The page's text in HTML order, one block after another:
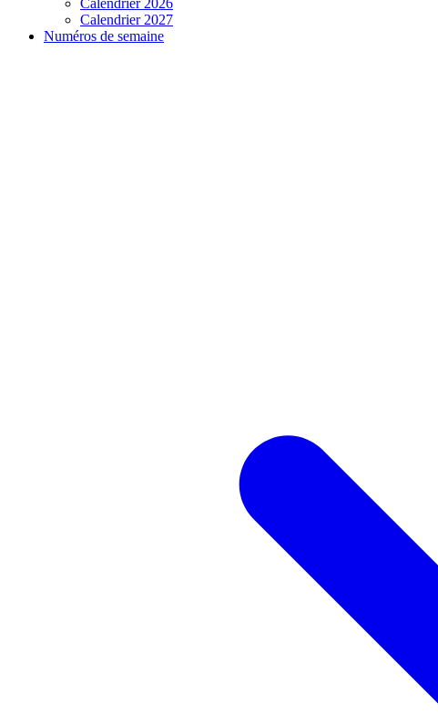
Calendrier 2026
Calendrier 2027
Numéros de semaine